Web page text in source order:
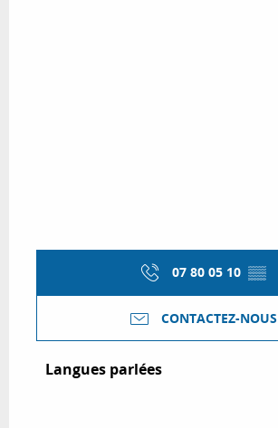
07 80 05 10 ▒▒
CONTACTEZ-NOUS
Langues parlées
Langues parlées